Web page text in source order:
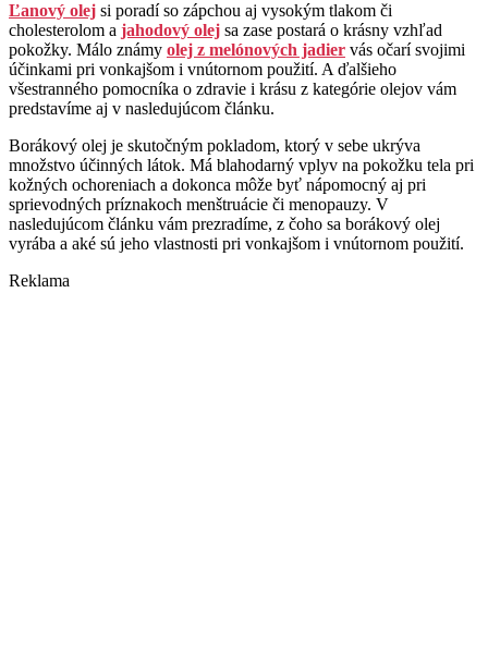
Ľanový olej si poradí so zápchou aj vysokým tlakom či
cholesterolom a jahodový olej sa zase postará o krásny vzhľad
pokožky. Málo známy olej z melónových jadier vás očarí svojimi
účinkami pri vonkajšom i vnútornom použití. A ďalšieho
všestranného pomocníka o zdravie i krásu z kategórie olejov vám
predstavíme aj v nasledujúcom článku.
Borákový olej je skutočným pokladom, ktorý v sebe ukrýva
množstvo účinných látok. Má blahodarný vplyv na pokožku tela pri
kožných ochoreniach a dokonca môže byť nápomocný aj pri
sprievodných príznakoch menštruácie či menopauzy. V
nasledujúcom článku vám prezradíme, z čoho sa borákový olej
vyrába a aké sú jeho vlastnosti pri vonkajšom i vnútornom použití.
Reklama